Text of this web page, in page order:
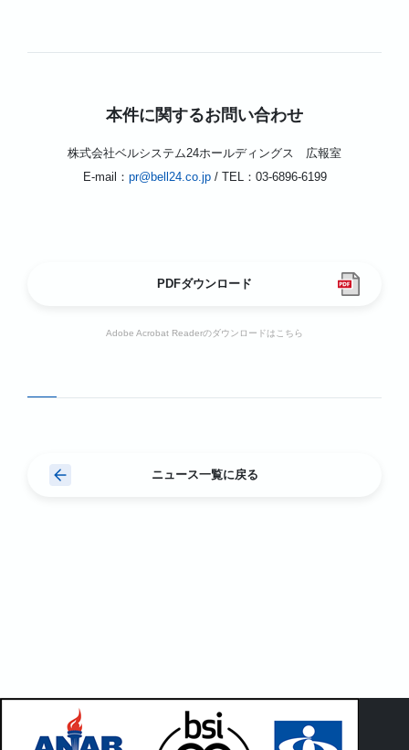
本件に関するお問い合わせ
株式会社ベルシステム24ホールディングス 広報室
E-mail： pr@bell24.co.jp/ TEL：03-6896-6199
PDFダウンロード
Adobe Acrobat Readerのダウンロードはこちら
ニュース一覧に戻る